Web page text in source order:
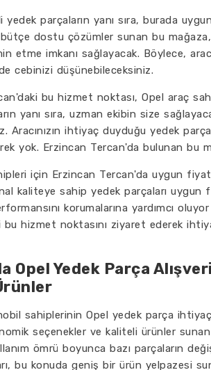
yedek parçaların yanı sıra, burada
dostu çözümler sunan bu
etme imkanı sağlayacak. Böylece,
cebinizi düşünebileceksiniz.
bu hizmet noktası, Opel araç
yanı sıra, uzman ekibin size
Aracınızın ihtiyaç duyduğu yedek
yok. Erzincan Tercan'da bulunan bu
için Erzincan Tercan'da uygun
kaliteye sahip yedek parçaları uygun
korumalarına yardımcı
hizmet noktasını ziyaret ederek
Opel Yedek Parça
sahiplerinin Opel yedek parça
seçenekler ve kaliteli ürünler sunan
ömrü boyunca bazı parçaların
bu konuda geniş bir ürün yelpazesi